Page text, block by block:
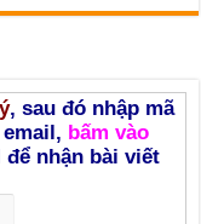
, sau đó nhập mã
bấm vào
nhận bài viết